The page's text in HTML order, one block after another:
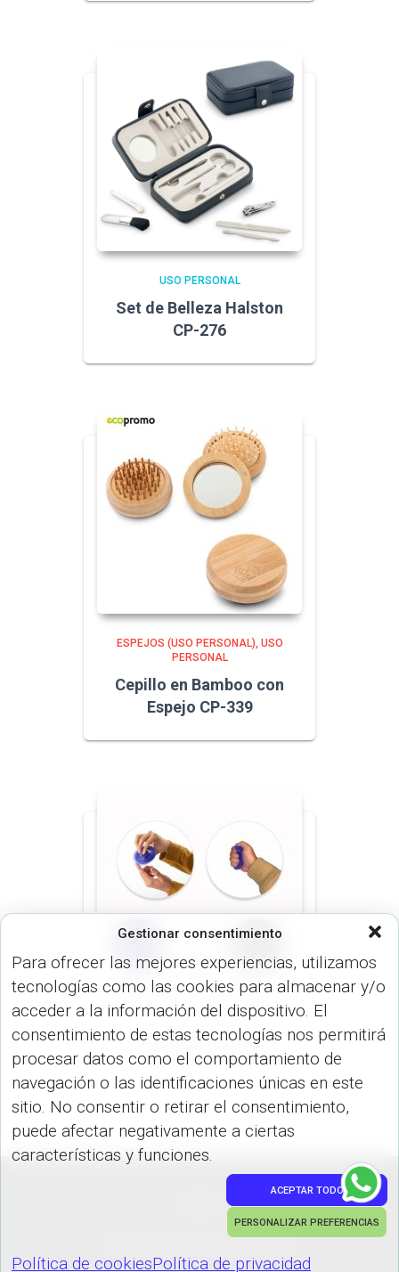
Gestionar consentimiento
Para ofrecer las mejores experiencias, utilizamos
tecnologías como las cookies para almacenar y/o
acceder a la información del dispositivo. El
consentimiento de estas tecnologías nos permitirá
procesar datos como el comportamiento de
navegación o las identificaciones únicas en este
sitio. No consentir o retirar el consentimiento,
puede afectar negativamente a ciertas
características y funciones.
ACEPTAR TODO
PERSONALIZAR PREFERENCIAS
Política de cookiesPolítica de privacidad
USO PERSONAL
Set de Belleza Halston
CP-276
ESPEJOS (USO PERSONAL) USO
PERSONAL
Cepillo en Bamboo con
Espejo CP-339
JUEGOS USO PERSONAL
Grip Gyro CP-321